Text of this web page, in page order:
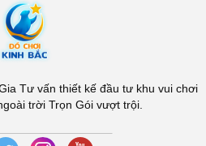
Tư vấn thiết kế đầu tư khu vui chơi
trời Trọn Gói vượt trội.